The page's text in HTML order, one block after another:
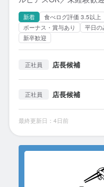
新着 食べログ評価 3.5以上
ボーナス・賞与あり
平日の
新卒歓迎
正社員 店長候補
正社員 店長候補
最終更新日：4日前